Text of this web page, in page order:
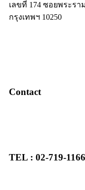
เลขที่ 174 ซอยพระรา
กรุงเทพฯ 10250
Contact
TEL : 02-719-1166